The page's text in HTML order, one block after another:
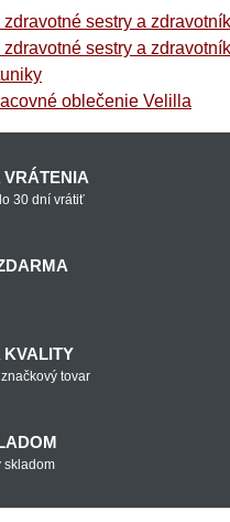
sestry a
sestry a
oblečenie Velilla
30 dní vrátiť
tovar
skladom